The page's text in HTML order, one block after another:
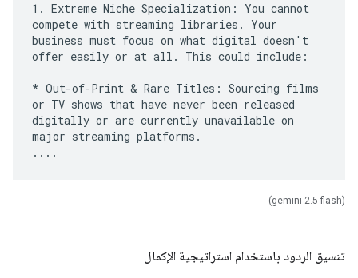
1. Extreme Niche Specialization: You cannot
compete with streaming libraries. Your
business must focus on what digital doesn't
offer easily or at all. This could include:
* Out-of-Print & Rare Titles: Sourcing films
or TV shows that have never been released
digitally or are currently unavailable on
major streaming platforms.
(gemini-2.5-flash)
تنسيق الردود باستخدام استراتيجية الإكمال